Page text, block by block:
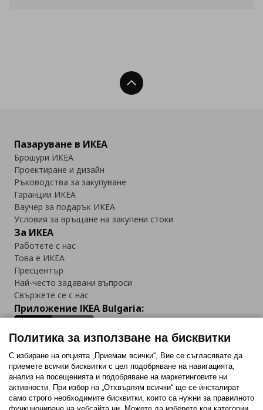
Нагоре
Пазаруване в ИКЕА
Брошури ИКЕА
Проектиране и дизайн
Ръководства за закупуване
Гаранции ИКЕА
Ваучер за подарък ИКЕА
Условия за връщане на закупени стоки
За ИКЕА
Работете с нас
Това е ИКЕА
Пресцентър
Най-често задавани въпроси
Свържете се с нас
Приложение IKEA Bulgaria:
Последвайте ни:
FacebookTwitterYoutubePinterestInstagram
Политика за използване на бисквитки
С избиране на опцията „Приемам всички“, Вие се съгласявате да
приемете всички бисквитки с цел подобряване на навигацията,
анализ на посещенията и подобряване на маркетинговите ни
активности. При избор на „Отхвърлям всички“ ще се инсталират
само строго необходимитe бисквитки, които са нужни за правилното